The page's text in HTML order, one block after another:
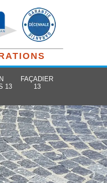
13
FAÇADIER
13